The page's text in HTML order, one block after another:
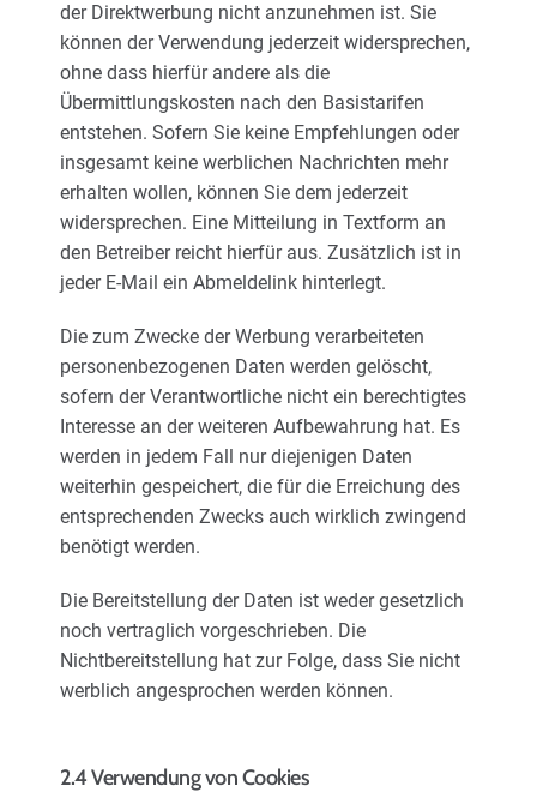
der Direktwerbung nicht anzunehmen ist. Sie
können der Verwendung jederzeit widersprechen,
ohne dass hierfür andere als die
Übermittlungskosten nach den Basistarifen
entstehen. Sofern Sie keine Empfehlungen oder
insgesamt keine werblichen Nachrichten mehr
erhalten wollen, können Sie dem jederzeit
widersprechen. Eine Mitteilung in Textform an
den Betreiber reicht hierfür aus. Zusätzlich ist in
jeder E-Mail ein Abmeldelink hinterlegt.
Die zum Zwecke der Werbung verarbeiteten
personenbezogenen Daten werden gelöscht,
sofern der Verantwortliche nicht ein berechtigtes
Interesse an der weiteren Aufbewahrung hat. Es
werden in jedem Fall nur diejenigen Daten
weiterhin gespeichert, die für die Erreichung des
entsprechenden Zwecks auch wirklich zwingend
benötigt werden.
Die Bereitstellung der Daten ist weder gesetzlich
noch vertraglich vorgeschrieben. Die
Nichtbereitstellung hat zur Folge, dass Sie nicht
werblich angesprochen werden können.
2.4 Verwendung von Cookies